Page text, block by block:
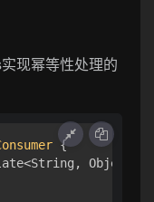
现幂等性处理的
{
Object>